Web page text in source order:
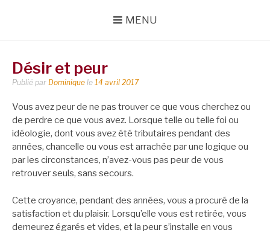
MENU
Désir et peur
Publié par Dominique le 14 avril 2017
Vous avez peur de ne pas trouver ce que vous cherchez ou
de perdre ce que vous avez. Lorsque telle ou telle foi ou
idéologie, dont vous avez été tributaires pendant des
années, chancelle ou vous est arrachée par une logique ou
par les circonstances, n’avez-vous pas peur de vous
retrouver seuls, sans secours.
Cette croyance, pendant des années, vous a procuré de la
satisfaction et du plaisir. Lorsqu’elle vous est retirée, vous
demeurez égarés et vides, et la peur s’installe en vous